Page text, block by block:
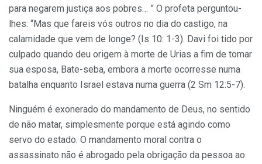
para negarem justiça aos pobres… ” O profeta perguntou-
lhes: “Mas que fareis vós outros no dia do castigo, na
calamidade que vem de longe? (Is 10: 1-3). Davi foi tido por
culpado quando deu origem à morte de Urias a fim de tomar
sua esposa, Bate-seba, embora a morte ocorresse numa
batalha enquanto Israel estava numa guerra (2 Sm 12:5-7).
Ninguém é exonerado do mandamento de Deus, no sentido
de não matar, simplesmente porque está agindo como
servo do estado. O mandamento moral contra o
assassinato não é abrogado pela obrigação da pessoa ao